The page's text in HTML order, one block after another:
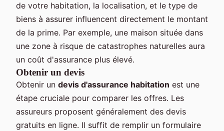
de votre habitation, la localisation, et le type de
biens à assurer influencent directement le montant
de la prime. Par exemple, une maison située dans
une zone à risque de catastrophes naturelles aura
un coût d'assurance plus élevé.
Obtenir un devis
Obtenir un devis d'assurance habitation est une
étape cruciale pour comparer les offres. Les
assureurs proposent généralement des devis
gratuits en ligne. Il suffit de remplir un formulaire